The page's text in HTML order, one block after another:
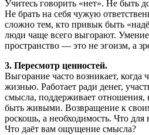
Учитесь говорить «нет». Не быть
Не брать на себя чужую
сложно тем, кто привык быть
люди чаще всего выгорают.
пространство — это не эгоизм, а
3. Пересмотр ценностей.
Выгорание часто возникает, когда
жизнью. Работает ради денег,
смысла, поддерживает отношения,
быть живыми. Возвращение к
роскошь, а необходимость. Что для
Что даёт вам ощущение смысла?